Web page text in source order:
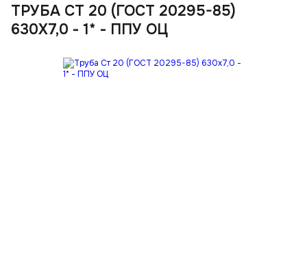
ТРУБА СТ 20 (ГОСТ 20295-85)
630X7,0 - 1* - ППУ ОЦ